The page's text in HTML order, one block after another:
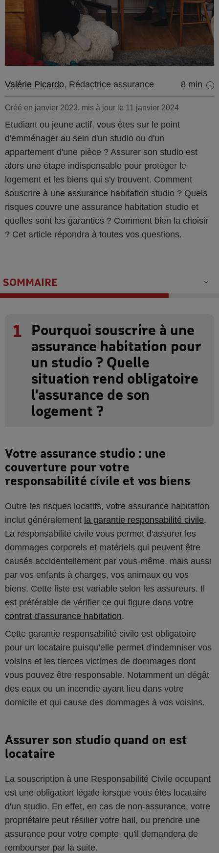
Valérie Picardo, Rédactrice assurance 8 min
Créé en janvier 2023, mis à jour le 11 janvier 2024
Etudiant ou jeune actif, vous êtes sur le point
d'emménager au sein d'un studio ou d'un
appartement d'une pièce ? Assurer son studio est
alors une étape indispensable pour protéger le
logement et les biens qui s'y trouvent. Comment
souscrire à une assurance habitation studio ? Quels
risques couvre une assurance habitation studio et
quelles sont les garanties ? Comment bien la choisir
? Cet article répondra à toutes vos questions.
SOMMAIRE
1
Pourquoi souscrire à une
assurance habitation pour
un studio ? Quelle
situation rend obligatoire
l'assurance de son
logement ?
Votre assurance studio : une
couverture pour votre
responsabilité civile et vos biens
Outre les risques locatifs, votre assurance habitation
inclut généralement la garantie responsabilité civile.
La responsabilité civile vous permet d'assurer les
dommages corporels et matériels qui peuvent être
causés accidentellement par vous-même, mais aussi
par vos enfants à charges, vos animaux ou vos
biens. Cette liste est variable selon les assureurs. Il
est préférable de vérifier ce qui figure dans votre
contrat d'assurance habitation.
Cette garantie responsabilité civile est obligatoire
pour un locataire puisqu'elle permet d'indemniser vos
voisins et les tierces victimes de dommages dont
vous pouvez être responsable. Notamment un dégât
des eaux ou un incendie ayant lieu dans votre
domicile et qui cause des dommages à vos voisins.
Assurer son studio quand on est
locataire
La souscription à une Responsabilité Civile occupant
est une obligation légale lorsque vous êtes locataire
d'un studio. En effet, en cas de non-assurance, votre
propriétaire peut résilier votre bail, ou prendre une
assurance pour votre compte, qu'il demandera de
rembourser par la suite.